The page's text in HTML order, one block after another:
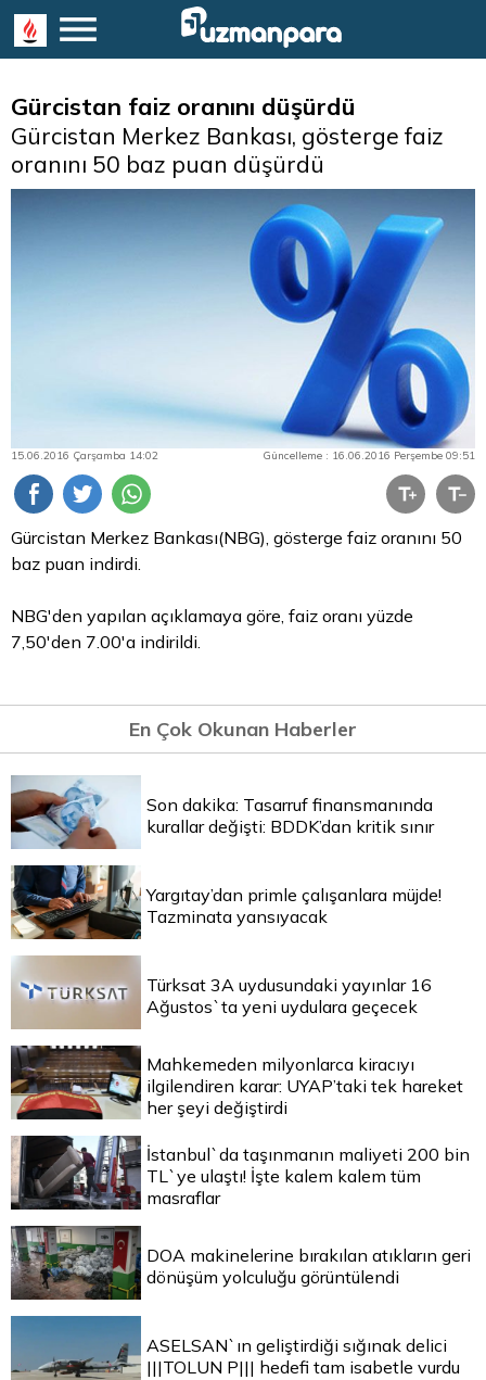
Gürcistan faiz oranını düşürdü
Gürcistan Merkez Bankası, gösterge faiz
oranını 50 baz puan düşürdü
15.06.2016 Çarşamba 14:02 Güncelleme : 16.06.2016 Perşembe 09:51
Gürcistan Merkez Bankası(NBG), gösterge faiz oranını 50
baz puan indirdi.
NBG'den yapılan açıklamaya göre, faiz oranı yüzde
7,50'den 7.00'a indirildi.
En Çok Okunan Haberler
Son dakika: Tasarruf finansmanında
kurallar değişti: BDDK’dan kritik sınır
Yargıtay’dan primle çalışanlara müjde!
Tazminata yansıyacak
Türksat 3A uydusundaki yayınlar 16
Ağustos`ta yeni uydulara geçecek
Mahkemeden milyonlarca kiracıyı
ilgilendiren karar: UYAP’taki tek hareket
her şeyi değiştirdi
İstanbul`da taşınmanın maliyeti 200 bin
TL`ye ulaştı! İşte kalem kalem tüm
masraflar
DOA makinelerine bırakılan atıkların geri
dönüşüm yolculuğu görüntülendi
ASELSAN`ın geliştirdiği sığınak delici
|||TOLUN P||| hedefi tam isabetle vurdu